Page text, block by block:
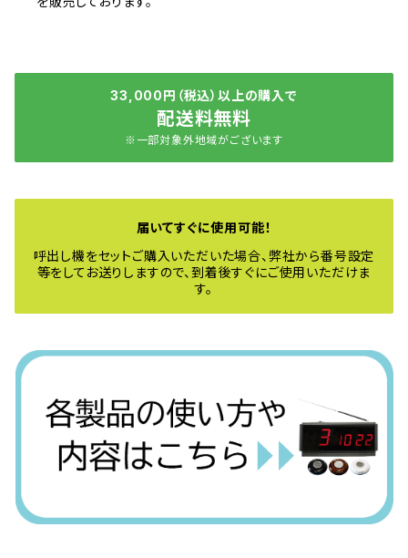
33,000円（税込）以上の購入で
配送料無料
※一部対象外地域がございます
届いてすぐに使用可能！
呼出し機をセットご購入いただいた場合、弊社から番号設定
等をしてお送りしますので、到着後すぐにご使用いただけま
す。